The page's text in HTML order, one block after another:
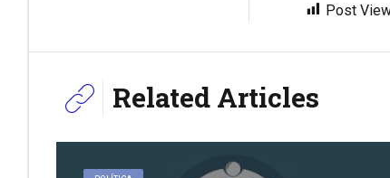
Post
Related Articles